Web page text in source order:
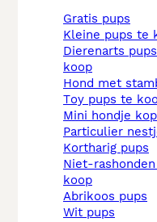
gratis pups
kleine pups te
dierenarts pups te
koop
hond met
toy pups te
mini hondje
particulier
kortharig pups
niet-rashonden pups te
koop
abrikoos pups
wit pups